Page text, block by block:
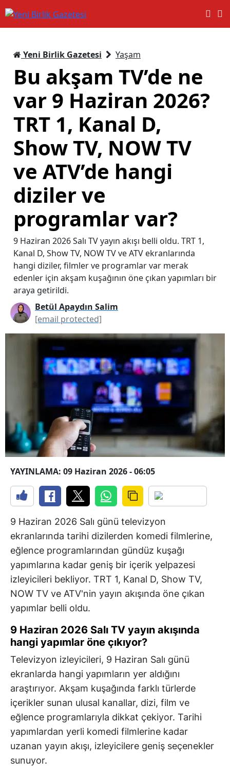
Yeni Birlik Gazetesi Yaşam
Bu akşam TV’de ne
var 9 Haziran 2026?
TRT 1, Kanal D,
Show TV, NOW TV
ve ATV’de hangi
diziler ve
programlar var?
9 Haziran 2026 Salı TV yayın akışı belli oldu. TRT 1,
Kanal D, Show TV, NOW TV ve ATV ekranlarında
hangi diziler, filmler ve programlar var merak
edenler için akşam kuşağının öne çıkan yapımları bir
araya getirildi.
Betül Apaydın Salim
[email protected]
YAYINLAMA: 09 Haziran 2026 - 06:05
9 Haziran 2026 Salı günü televizyon
ekranlarında tarihi dizilerden komedi filmlerine,
eğlence programlarından gündüz kuşağı
yapımlarına kadar geniş bir içerik yelpazesi
izleyicileri bekliyor. TRT 1, Kanal D, Show TV,
NOW TV ve ATV'nin yayın akışında öne çıkan
yapımlar belli oldu.
9 Haziran 2026 Salı TV yayın akışında
hangi yapımlar öne çıkıyor?
Televizyon izleyicileri, 9 Haziran Salı günü
ekranlarda hangi yapımların yer aldığını
araştırıyor. Akşam kuşağında farklı türlerde
içerikler sunan ulusal kanallar, dizi, film ve
eğlence programlarıyla dikkat çekiyor. Tarihi
yapımlardan yerli komedi filmlerine kadar
uzanan yayın akışı, izleyicilere geniş seçenekler
sunuyor.